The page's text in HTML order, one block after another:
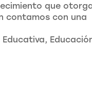
que
contamos con una